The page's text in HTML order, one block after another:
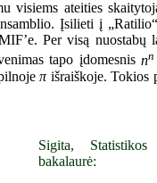
visiems ateities
Įsilieti į
Per visą nuostabų
tapo įdomesnisn
πišraiškoje. Tokios
Sigita, Statistikos
bakalaurė: